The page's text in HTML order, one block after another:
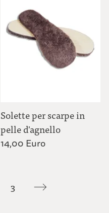
Solette per scarpe in
pelle d'agnello
14,00 Euro
3